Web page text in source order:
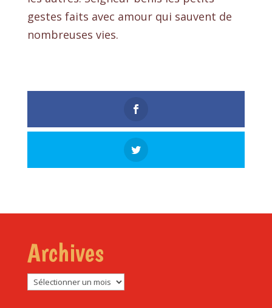
gestes faits avec amour qui sauvent de
nombreuses vies.
Archives
Archives